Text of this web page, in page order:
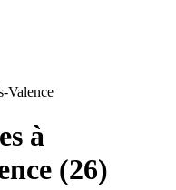
Valence
à
(26)